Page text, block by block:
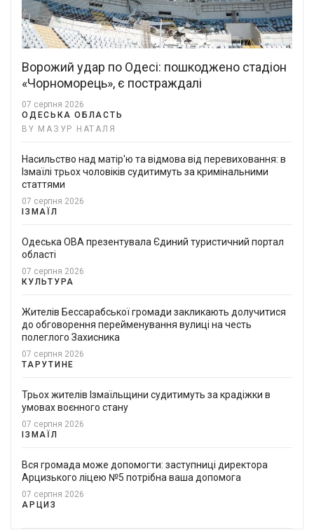
Ворожий удар по Одесі: пошкоджено стадіон
«Чорноморець», є постраждалі
07 серпня 2026
ОДЕСЬКА ОБЛАСТЬ
BY МАЗУР НАТАЛЯ
Насильство над матір'ю та відмова від перевиховання: в
Ізмаїлі трьох чоловіків судитимуть за кримінальними
статтями
07 серпня 2026
ІЗМАЇЛ
Одеська ОВА презентувала Єдиний туристичний портал
області
07 серпня 2026
КУЛЬТУРА
Жителів Бессарабської громади закликають долучитися
до обговорення перейменування вулиці на честь
полеглого Захисника
07 серпня 2026
ТАРУТИНЕ
Трьох жителів Ізмаїльщини судитимуть за крадіжки в
умовах воєнного стану
07 серпня 2026
ІЗМАЇЛ
Вся громада може допомогти: заступниці директора
Арцизького ліцею №5 потрібна ваша допомога
07 серпня 2026
АРЦИЗ